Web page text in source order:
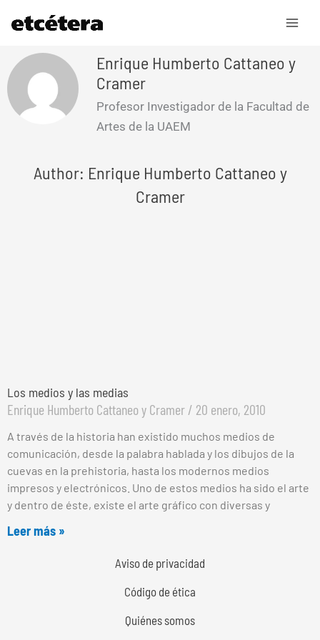
contenido
Enrique Humberto Cattaneo y
Cramer
Profesor Investigador de la Facultad de
Artes de la UAEM
Author: Enrique Humberto Cattaneo y
Cramer
Los medios y las medias
Enrique Humberto Cattaneo y Cramer 20 enero, 2010
A través de la historia han existido muchos medios de
comunicación, desde la palabra hablada y los dibujos de la
cuevas en la prehistoria, hasta los modernos medios
impresos y electrónicos. Uno de estos medios ha sido el arte
y dentro de éste, existe el arte gráfico con diversas y
Leer más »
Aviso de privacidad
Código de ética
Quiénes somos